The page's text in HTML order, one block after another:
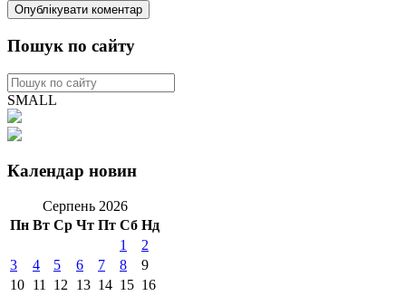
Пошук по сайту
SMALL
Календар новин
Серпень 2026
Пн Вт Ср Чт Пт Сб Нд
1
2
3
4 5 6 7 8
9
10 11 12 13 14 15 16